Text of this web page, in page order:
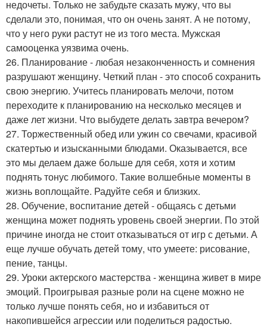
недочеты. Только не забудьте сказать мужу, что вы
сделали это, понимая, что он очень занят. А не потому,
что у него руки растут не из того места. Мужская
самооценка уязвима очень.
26. Планирование - любая незаконченность и сомнения
разрушают женщину. Четкий план - это способ сохранить
свою энергию. Учитесь планировать мелочи, потом
переходите к планированию на несколько месяцев и
даже лет жизни. Что выбудете делать завтра вечером?
27. Торжественный обед или ужин со свечами, красивой
скатертью и изысканными блюдами. Оказывается, все
это мы делаем даже больше для себя, хотя и хотим
поднять тонус любимого. Такие волшебные моменты в
жизнь воплощайте. Радуйте себя и близких.
28. Обучение, воспитание детей - общаясь с детьми
женщина может поднять уровень своей энергии. По этой
причине иногда не стоит отказываться от игр с детьми. А
еще лучше обучать детей тому, что умеете: рисование,
пение, танцы.
29. Уроки актерского мастерства - женщина живет в мире
эмоций. Проигрывая разные роли на сцене можно не
только лучше понять себя, но и избавиться от
накопившейся агрессии или поделиться радостью.